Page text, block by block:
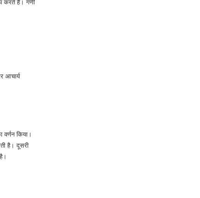
करते हैं। गणी
आचार्य
वर्णन किया।
है। दूसरी